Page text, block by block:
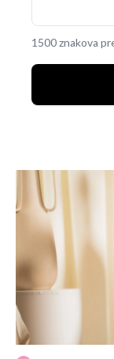
1500 znakova